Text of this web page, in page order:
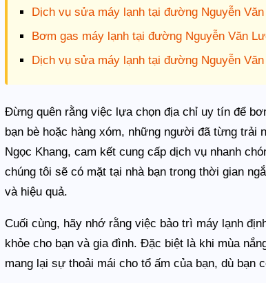
Dịch vụ sửa máy lạnh tại đường Nguyễn
Bơm gas máy lạnh tại đường Nguyễn Văn
Dịch vụ sửa máy lạnh tại đường Nguyễn
Đừng quên rằng việc lựa chọn địa chỉ uy tín để
bạn bè hoặc hàng xóm, những người đã từng
Ngọc Khang, cam kết cung cấp dịch vụ nhanh
chúng tôi sẽ có mặt tại nhà bạn trong thời gian
và hiệu quả.
Cuối cùng, hãy nhớ rằng việc bảo trì máy lạnh
khỏe cho bạn và gia đình. Đặc biệt là khi mùa
mang lại sự thoải mái cho tổ ấm của bạn, dù bạn